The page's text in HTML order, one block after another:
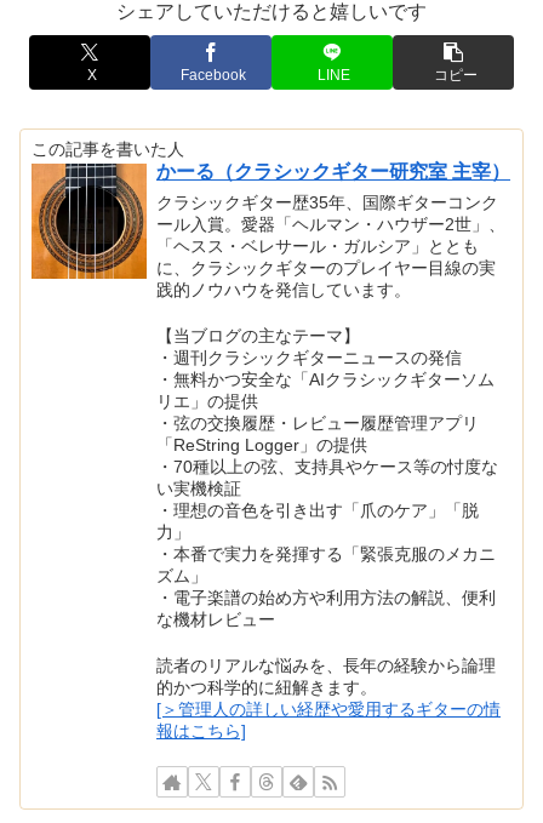
シェアしていただけると嬉しいです
X Facebook LINE コピー
この記事を書いた人
かーる（クラシックギター研究室 主宰）
クラシックギター歴35年、国際ギターコンク
ール入賞。愛器「ヘルマン・ハウザー2世」、
「ヘスス・ベレサール・ガルシア」ととも
に、クラシックギターのプレイヤー目線の実
践的ノウハウを発信しています。
【当ブログの主なテーマ】
・週刊クラシックギターニュースの発信
・無料かつ安全な「AIクラシックギターソム
リエ」の提供
・弦の交換履歴・レビュー履歴管理アプリ
「ReString Logger」の提供
・70種以上の弦、支持具やケース等の忖度な
い実機検証
・理想の音色を引き出す「爪のケア」「脱
力」
・本番で実力を発揮する「緊張克服のメカニ
ズム」
・電子楽譜の始め方や利用方法の解説、便利
な機材レビュー
読者のリアルな悩みを、長年の経験から論理
的かつ科学的に紐解きます。
[＞管理人の詳しい経歴や愛用するギターの情
報はこちら]